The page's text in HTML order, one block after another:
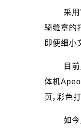
采用富
骑缝章的
即便细小
目前，
体机
页，彩色
如今，